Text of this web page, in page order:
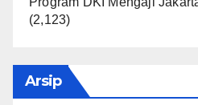
(2,123)
Arsip